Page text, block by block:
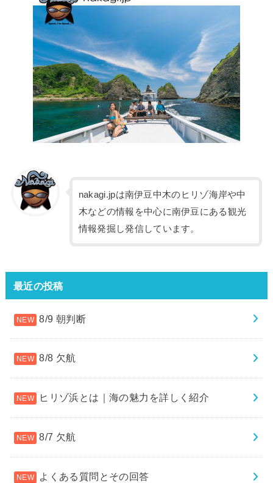
nakagi.jpは南伊豆中木のヒリゾ海岸や中
木などの情報を中心に南伊豆にある観光
情報発掘し発信しています。
最近の投稿
8/9 朝判断
8/8 欠航
ヒリゾ浜とは｜海の魅力を詳しく紹介
8/7 欠航
よくある質問とその回答